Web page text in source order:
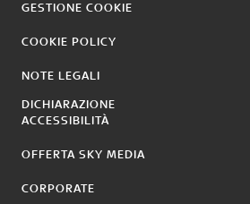
GESTIONE COOKIE
COOKIE POLICY
NOTE LEGALI
DICHIARAZIONE
ACCESSIBILITÀ
OFFERTA SKY MEDIA
CORPORATE